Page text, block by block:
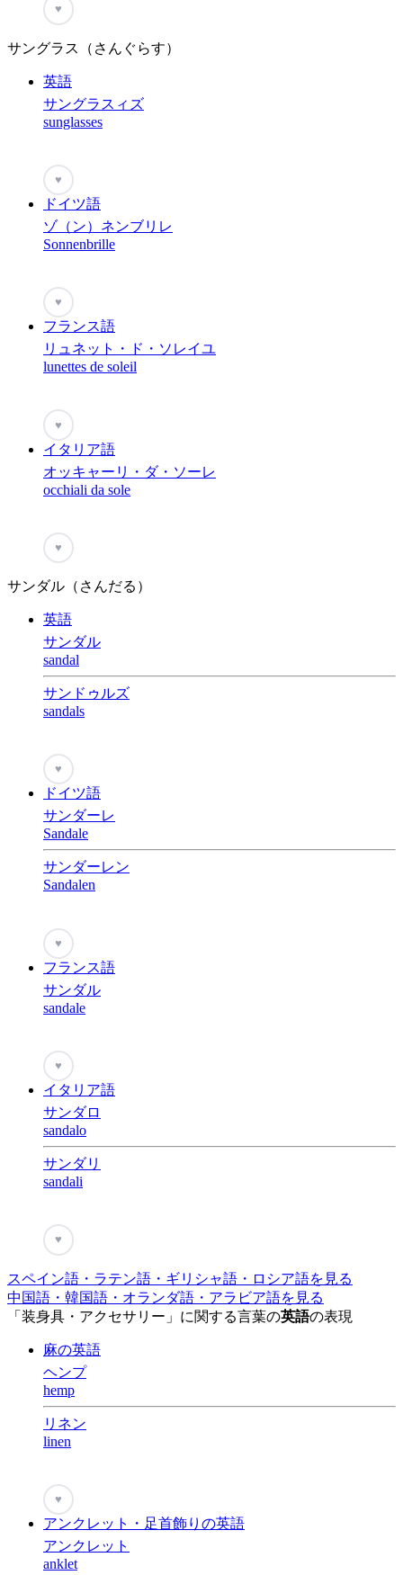
♥
サングラス（さんぐらす）
英語
サングラスィズ
sunglasses
♥
ドイツ語
ゾ（ン）ネンブリレ
Sonnenbrille
♥
フランス語
リュネット・ド・ソレイユ
lunettes de soleil
♥
イタリア語
オッキャーリ・ダ・ソーレ
occhiali da sole
♥
サンダル（さんだる）
英語
サンダル
sandal
サンドゥルズ
sandals
♥
ドイツ語
サンダーレ
Sandale
サンダーレン
Sandalen
♥
フランス語
サンダル
sandale
♥
イタリア語
サンダロ
sandalo
サンダリ
sandali
♥
スペイン語・ラテン語・ギリシャ語・ロシア語を見る
中国語・韓国語・オランダ語・アラビア語を見る
「装身具・アクセサリー」に関する言葉の英語の表現
麻の英語
ヘンプ
hemp
リネン
linen
♥
アンクレット・足首飾りの英語
アンクレット
anklet